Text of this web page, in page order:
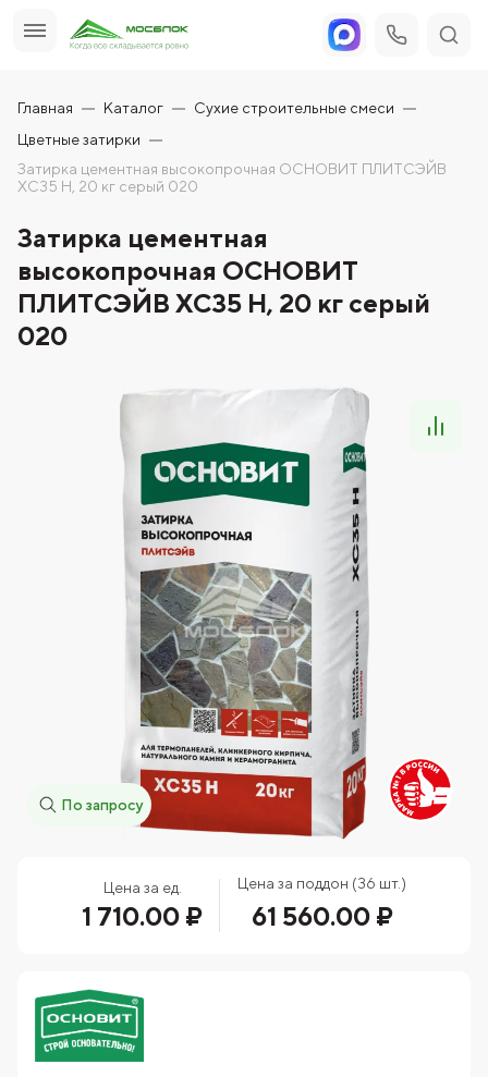
Главная Каталог
Сухие строительные смеси
Цветные затирки
Затирка цементная высокопрочная ОСНОВИТ ПЛИТСЭЙВ
XC35 H, 20 кг серый 020
Затирка цементная
высокопрочная ОСНОВИТ
ПЛИТСЭЙВ XC35 H, 20 кг серый
020
По запросу
Цена за ед.
1 710.00 ₽
Цена за поддон (36 шт.)
61 560.00 ₽